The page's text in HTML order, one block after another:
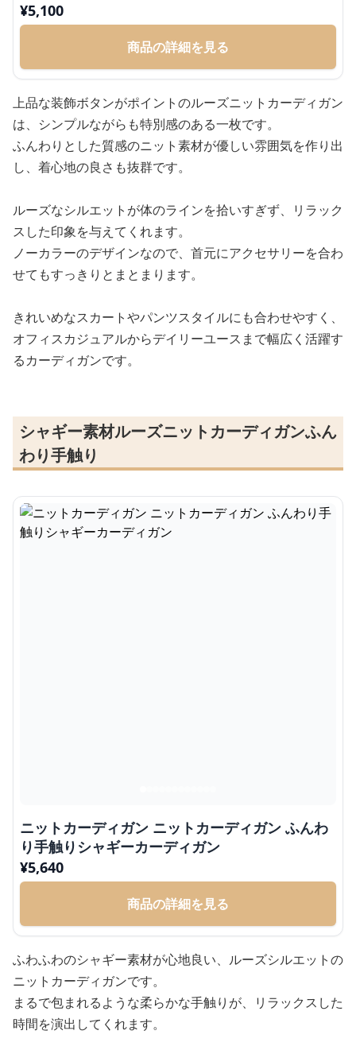
¥5,100
商品の詳細を見る
上品な装飾ボタンがポイントのルーズニットカーディガン
は、シンプルながらも特別感のある一枚です。
ふんわりとした質感のニット素材が優しい雰囲気を作り出
し、着心地の良さも抜群です。
ルーズなシルエットが体のラインを拾いすぎず、リラック
スした印象を与えてくれます。
ノーカラーのデザインなので、首元にアクセサリーを合わ
せてもすっきりとまとまります。
きれいめなスカートやパンツスタイルにも合わせやすく、
オフィスカジュアルからデイリーユースまで幅広く活躍す
るカーディガンです。
シャギー素材ルーズニットカーディガンふん
わり手触り
ニットカーディガン ニットカーディガン ふんわ
り手触りシャギーカーディガン
¥5,640
商品の詳細を見る
ふわふわのシャギー素材が心地良い、ルーズシルエットの
ニットカーディガンです。
まるで包まれるような柔らかな手触りが、リラックスした
時間を演出してくれます。